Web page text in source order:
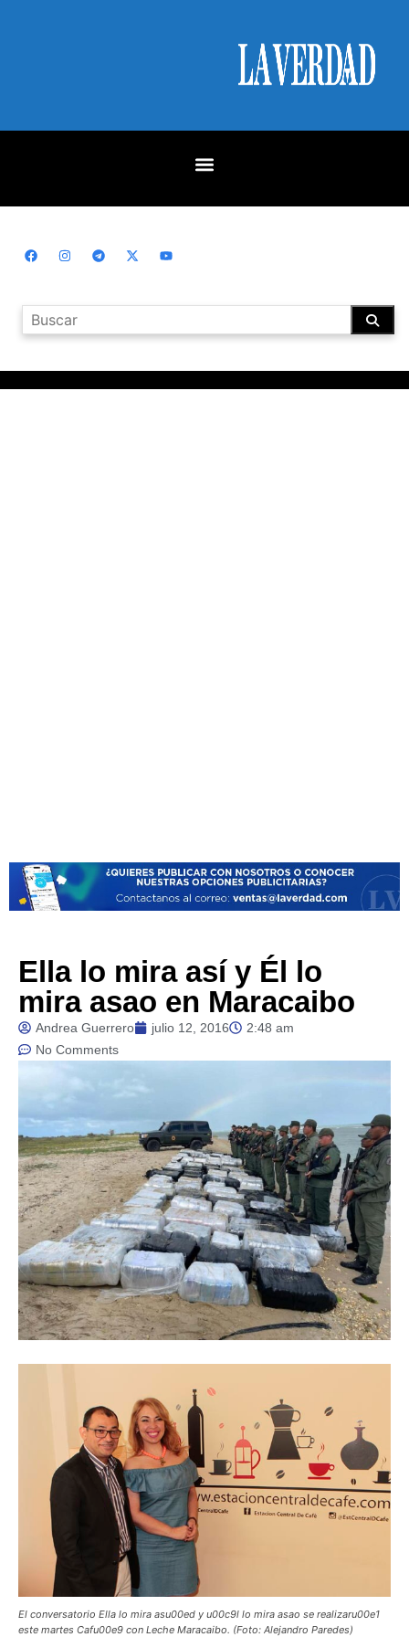
Ella lo mira así y Él lo
mira asao en Maracaibo
Andrea Guerrero julio 12, 2016
2:48 am
No Comments
El conversatorio Ella lo mira asu00ed y u00c9l lo mira asao se realizaru00e1
este martes Cafu00e9 con Leche Maracaibo. (Foto: Alejandro Paredes)